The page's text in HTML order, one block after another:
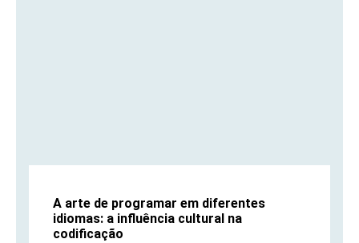
A arte de programar em diferentes
idiomas: a influência cultural na
codificação